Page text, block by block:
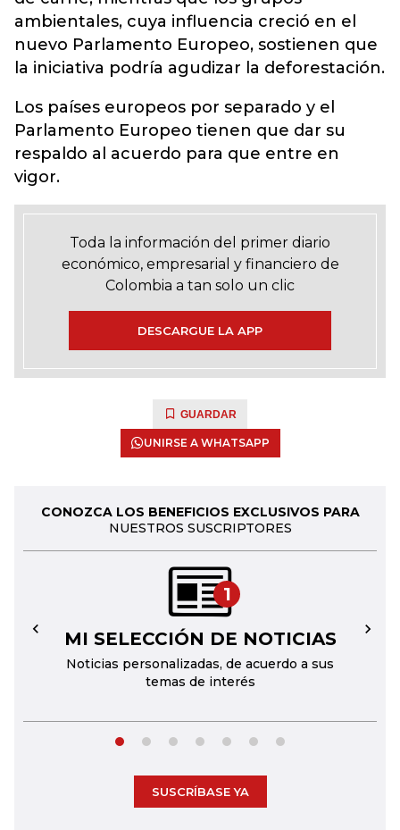
ambientales, cuya influencia creció en el
nuevo Parlamento Europeo, sostienen que
la iniciativa podría agudizar la deforestación.
Los países europeos por separado y el
Parlamento Europeo tienen que dar su
respaldo al acuerdo para que entre en
vigor.
Toda la información del primer diario
económico, empresarial y financiero de
Colombia a tan solo un clic
DESCARGUE LA APP
GUARDAR
UNIRSE A WHATSAPP
CONOZCA LOS BENEFICIOS EXCLUSIVOS PARA
NUESTROS SUSCRIPTORES
1
MI SELECCIÓN DE NOTICIAS
Noticias personalizadas, de acuerdo a sus
temas de interés
← →
SUSCRÍBASE YA